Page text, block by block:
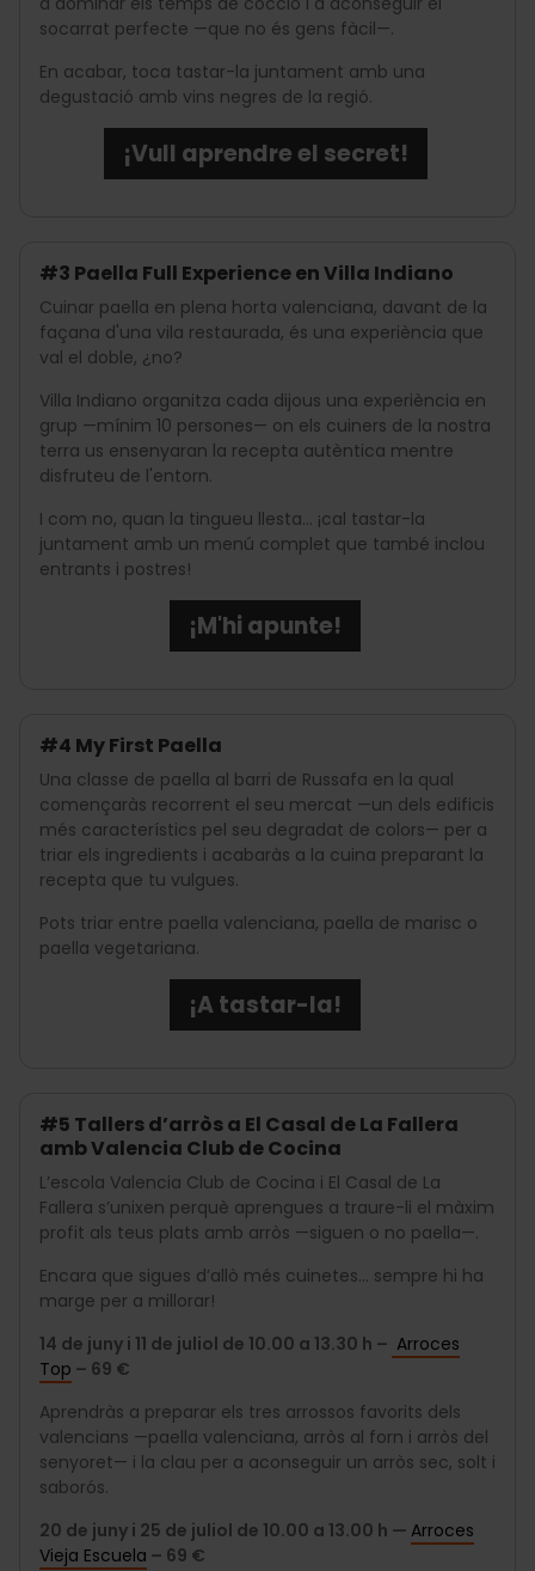
socarrat perfecte —que no és gens fàcil—.
En acabar, toca tastar-la juntament amb una
degustació amb vins negres de la regió.
¡Vull aprendre el secret!
#3 Paella Full Experience en Villa Indiano
Cuinar paella en plena horta valenciana, davant de la
façana d'una vila restaurada, és una experiència que
val el doble, ¿no?
Villa Indiano organitza cada dijous una experiència en
grup —mínim 10 persones— on els cuiners de la nostra
terra us ensenyaran la recepta autèntica mentre
disfruteu de l'entorn.
I com no, quan la tingueu llesta… ¡cal tastar-la
juntament amb un menú complet que també inclou
entrants i postres!
¡M'hi apunte!
#4 My First Paella
Una classe de paella al barri de Russafa en la qual
començaràs recorrent el seu mercat —un dels edificis
més característics pel seu degradat de colors— per a
triar els ingredients i acabaràs a la cuina preparant la
recepta que tu vulgues.
Pots triar entre paella valenciana, paella de marisc o
paella vegetariana.
¡A tastar-la!
#5 Tallers d’arròs a El Casal de La Fallera
amb Valencia Club de Cocina
L’escola Valencia Club de Cocina i El Casal de La
Fallera s’unixen perquè aprengues a traure-li el màxim
profit als teus plats amb arròs —siguen o no paella—.
Encara que sigues d’allò més cuinetes… sempre hi ha
marge per a millorar!
14 de juny i 11 de juliol de 10.00 a 13.30 h – Arroces
Top – 69 €
Aprendràs a preparar els tres arrossos favorits dels
valencians —paella valenciana, arròs al forn i arròs del
senyoret— i la clau per a aconseguir un arròs sec, solt i
saborós.
20 de juny i 25 de juliol de 10.00 a 13.00 h — Arroces
Vieja Escuela – 69 €